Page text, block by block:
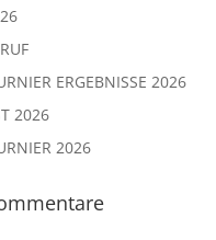
ERGEBNISSE 2026
2026
2026